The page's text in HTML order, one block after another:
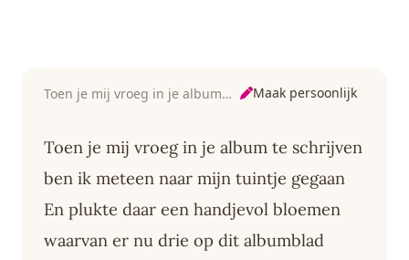
Toen je mij vroeg in je album te schrijven Maak persoonlijk
Toen je mij vroeg in je album te schrijven
ben ik meteen naar mijn tuintje gegaan
En plukte daar een handjevol bloemen
waarvan er nu drie op dit albumblad